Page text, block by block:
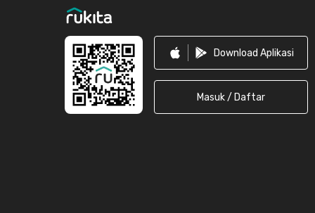
Download Aplikasi
Masuk / Daftar